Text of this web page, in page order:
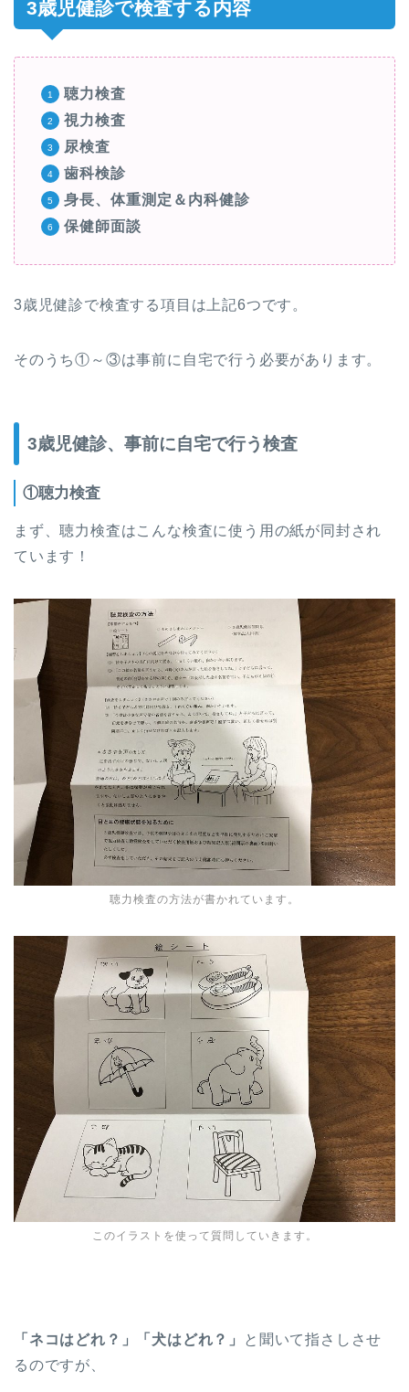
3歳児健診で検査する内容
聴力検査
視力検査
尿検査
歯科検診
身長、体重測定＆内科健診
保健師面談
3歳児健診で検査する項目は上記6つです。
そのうち①～③は事前に自宅で行う必要があります。
3歳児健診、事前に自宅で行う検査
①聴力検査
まず、聴力検査はこんな検査に使う用の紙が同封され
ています！
聴力検査の方法が書かれています。
このイラストを使って質問していきます。
「ネコはどれ？」 「犬はどれ？」
と聞いて指さしさせ
るのですが、